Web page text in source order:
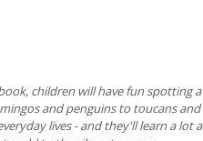
children will have fun spotting
and penguins to toucans
lives - and they'll learn a lot